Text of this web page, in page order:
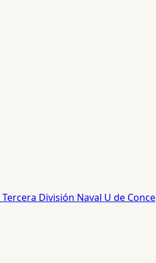
Tercera División Naval U de Conce